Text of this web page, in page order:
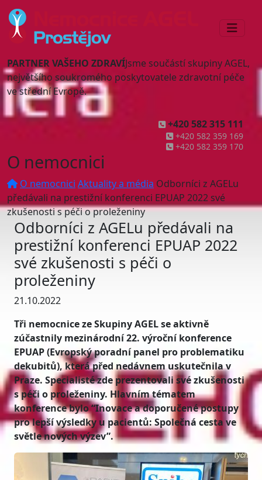
PARTNER VAŠEHO ZDRAVÍJsme součástí skupiny AGEL,
největšího soukromého poskytovatele zdravotní péče
ve střední Evropě.
+420 582 315 111
+420 582 359 169
+420 582 359 170
O nemocnici
O nemocnici Aktuality a média Odborníci z AGELu
předávali na prestižní konferenci EPUAP 2022 své
zkušenosti s péči o proleženiny
Odborníci z AGELu předávali na
prestižní konferenci EPUAP 2022
své zkušenosti s péči o
proleženiny
21.10.2022
Tři nemocnice ze Skupiny AGEL se aktivně
zúčastnily mezinárodní 22. výroční konference
EPUAP (Evropský poradní panel pro problematiku
dekubitů), která před nedávnem uskutečnila v
Praze. Specialisté zde prezentovali své zkušenosti
s péči o proleženiny. Hlavním tématem
konference bylo “Inovace a doporučené postupy
pro lepší výsledky u pacientů: Společná cesta ve
světle nových výzev”.